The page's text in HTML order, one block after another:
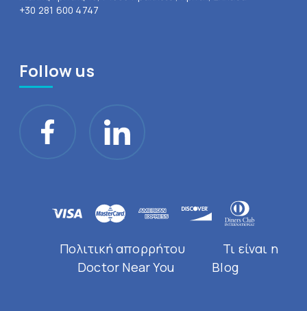
+30 281 600 4747
Follow us
Πολιτική απορρήτου
Τι είναι η
Doctor Near You
Blog